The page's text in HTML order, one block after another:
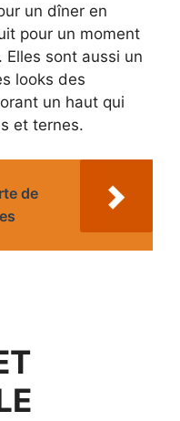
un dîner en
pour un moment
sont aussi un
looks des
un haut qui
et ternes.
de